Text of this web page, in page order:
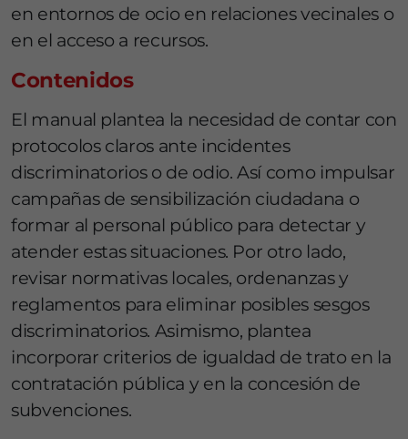
en entornos de ocio en relaciones vecinales o
en el acceso a recursos.
Contenidos
El manual plantea la necesidad de contar con
protocolos claros ante incidentes
discriminatorios o de odio. Así como impulsar
campañas de sensibilización ciudadana o
formar al personal público para detectar y
atender estas situaciones. Por otro lado,
revisar normativas locales, ordenanzas y
reglamentos para eliminar posibles sesgos
discriminatorios. Asimismo, plantea
incorporar criterios de igualdad de trato en la
contratación pública y en la concesión de
subvenciones.